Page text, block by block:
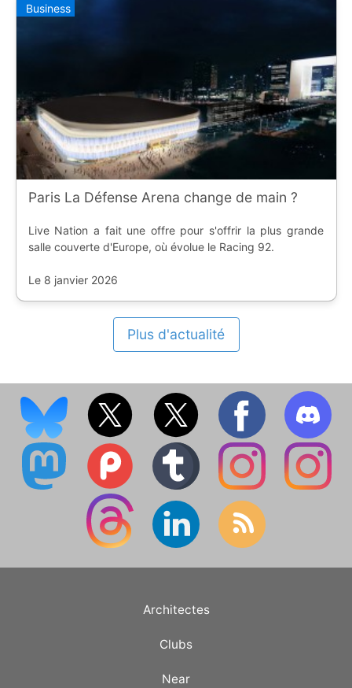
Business
Paris La Défense Arena change de main ?
Live Nation a fait une offre pour s'offrir la plus grande
salle couverte d'Europe, où évolue le Racing 92.
Le 8 janvier 2026
Plus d'actualité
Architectes
Clubs
Near